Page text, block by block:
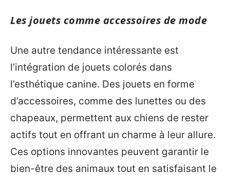
Les jouets comme accessoires de mode
Une autre tendance intéressante est
l’intégration de jouets colorés dans
l’esthétique canine. Des jouets en forme
d’accessoires, comme des lunettes ou des
chapeaux, permettent aux chiens de rester
actifs tout en offrant un charme à leur allure.
Ces options innovantes peuvent garantir le
bien-être des animaux tout en satisfaisant le